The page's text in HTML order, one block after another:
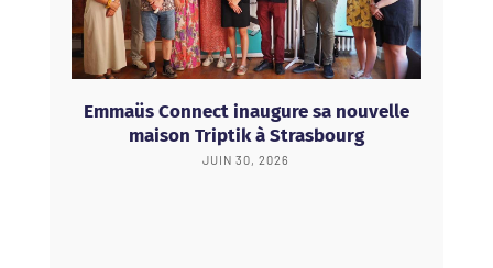
Emmaüs Connect inaugure sa nouvelle
maison Triptik à Strasbourg
JUIN 30, 2026